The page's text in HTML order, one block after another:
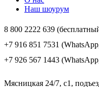
Наш шоурум
8 800 2222 639
+7 916 851 7531
+7 926 567 1443
Мясницкая 24/7, с1,